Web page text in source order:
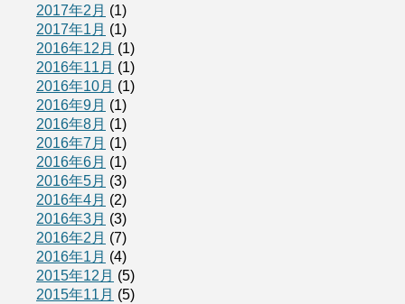
2017年2月 (1)
2017年1月 (1)
2016年12月 (1)
2016年11月 (1)
2016年10月 (1)
2016年9月 (1)
2016年8月 (1)
2016年7月 (1)
2016年6月 (1)
2016年5月 (3)
2016年4月 (2)
2016年3月 (3)
2016年2月 (7)
2016年1月 (4)
2015年12月 (5)
2015年11月 (5)